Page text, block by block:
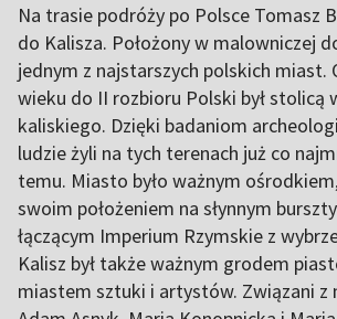
Na trasie podróży po Polsce Tomasz
do Kalisza. Położony w malowniczej
jednym z najstarszych polskich miast.
wieku do II rozbioru Polski był stolicą
kaliskiego. Dzięki badaniom
ludzie żyli na tych terenach już co
temu. Miasto było ważnym
swoim położeniem na słynnym
łączącym Imperium Rzymskie z
Kalisz był także ważnym grodem
miastem sztuki i artystów. Związani z